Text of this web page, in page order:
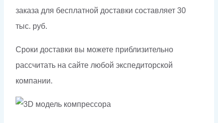
заказа для бесплатной доставки составляет 30
тыс. руб.
Сроки доставки вы можете приблизительно
рассчитать на сайте любой экспедиторской
компании.